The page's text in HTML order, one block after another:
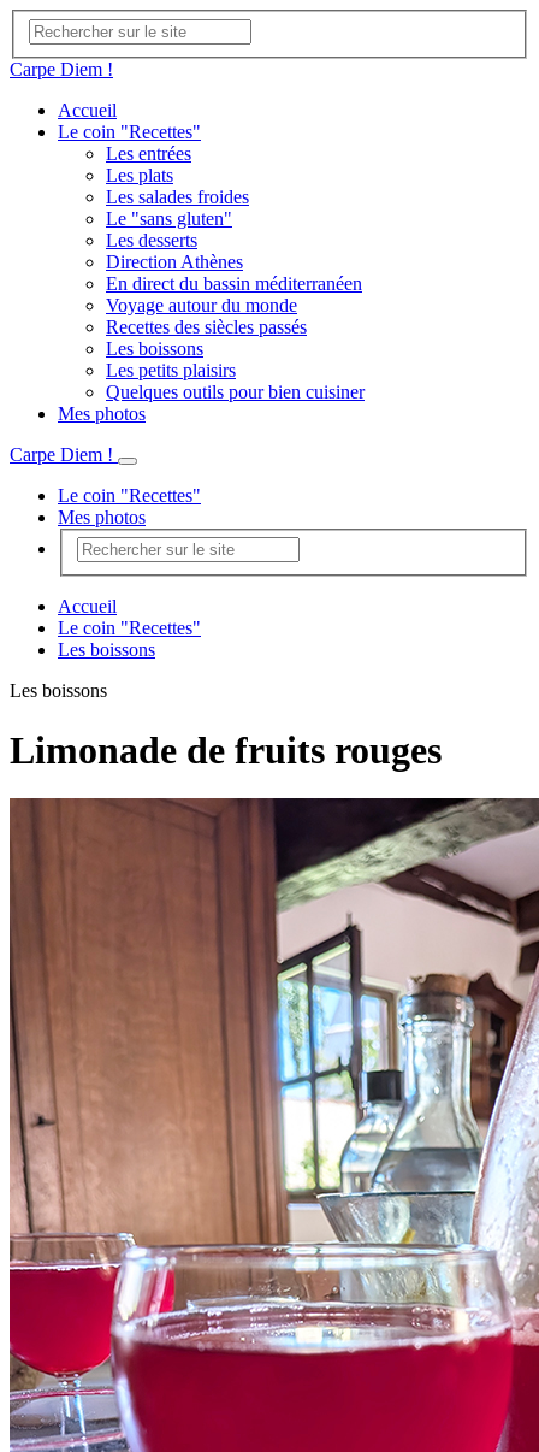
Carpe Diem !
Accueil
Le coin "Recettes"
Les entrées
Les plats
Les salades froides
Le "sans gluten"
Les desserts
Direction Athènes
En direct du bassin méditerranéen
Voyage autour du monde
Recettes des siècles passés
Les boissons
Les petits plaisirs
Quelques outils pour bien cuisiner
Mes photos
Carpe Diem !
Le coin "Recettes"
Mes photos
Accueil
Le coin "Recettes"
Les boissons
Les boissons
Limonade de fruits rouges